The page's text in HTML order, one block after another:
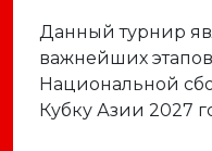
Данный турнир
важнейших
Национальной
Кубку Азии 2027